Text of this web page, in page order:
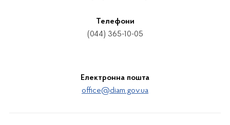
Телефони
(044) 365-10-05
Електронна пошта
office@diam.gov.ua